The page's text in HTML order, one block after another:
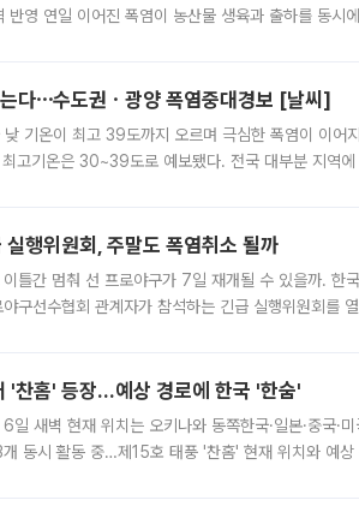
반영 연일 이어진 폭염이 농산물 생육과 출하를 동시
다⋯수도권ㆍ광양 폭염중대경보 [날씨]
기온이 최고 39도까지 오르며 극심한 폭염이 이어
고기온은 30~39도로 예보됐다. 전국 대부분 지역에
행위원회, 주말도 폭염취소 될까
이틀간 멈춰 선 프로야구가 7일 재개될 수 있을까. 한
구선수협회 관계자가 참석하는 긴급 실행위원회를
'찬홈' 등장…예상 경로에 한국 '한숨'
6일 새벽 현재 위치는 오키나와 동쪽한국·일본·중국·
동시 활동 중…제15호 태풍 '찬홈' 현재 위치와 예상